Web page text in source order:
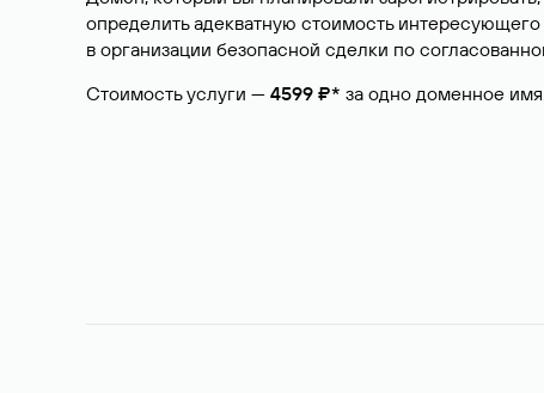
определить адекватную стоимость
в организации безопасной сделки по
Стоимость услуги — 4599 ₽* за одно доменное